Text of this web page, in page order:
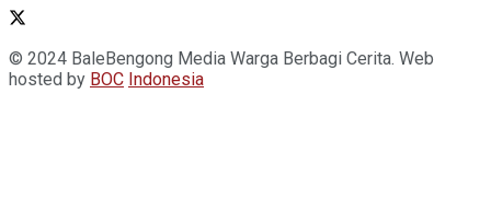
© 2024 BaleBengong Media Warga Berbagi Cerita. Web
hosted by BOC Indonesia